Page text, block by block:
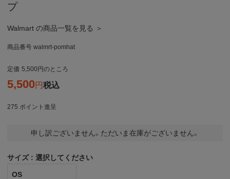
プ
Walmart の商品一覧を見る ＞
商品番号 walmrt-pomhat
定価 5,500 のところ
5,500 税込
275 ポイント進呈
申し訳ございません。ただいま在庫がございません。
サイズ 選択してください
OS